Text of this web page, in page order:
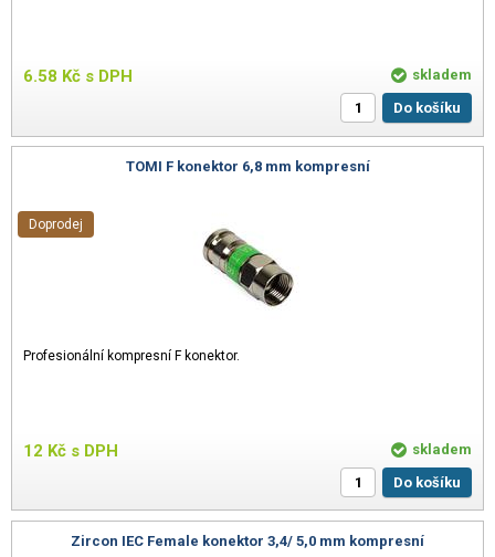
6.58 Kč s DPH
skladem
Do košíku
TOMI F konektor 6,8 mm kompresní
Profesionální kompresní F konektor.
12 Kč s DPH
Doprodej
skladem
Do košíku
Zircon IEC Female konektor 3,4/ 5,0 mm kompresní